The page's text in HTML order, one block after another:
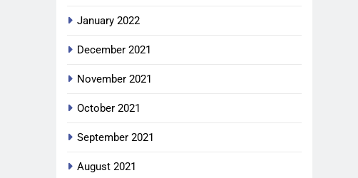
January 2022
December 2021
November 2021
October 2021
September 2021
August 2021